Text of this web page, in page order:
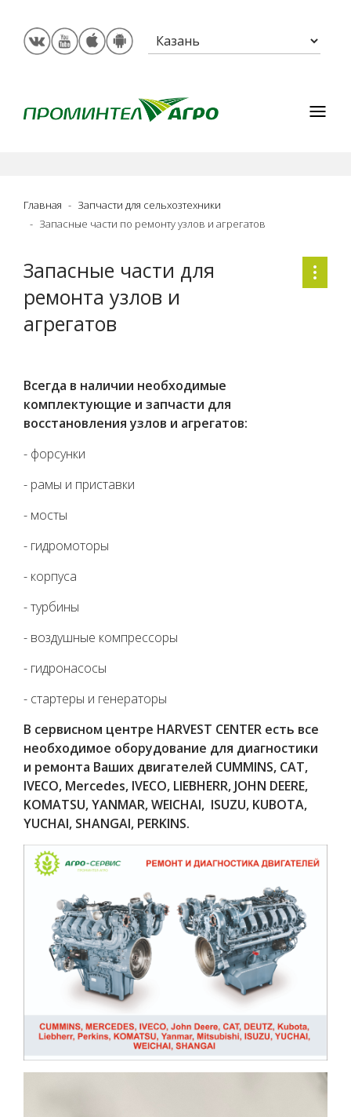
Главная
Запчасти для сельхозтехники
Запасные части по ремонту узлов и агрегатов
Запасные части для
ремонта узлов и
агрегатов
Всегда в наличии необходимые
комплектующие и запчасти для
восстановления узлов и агрегатов:
- форсунки
- рамы и приставки
- мосты
- гидромоторы
- корпуса
- турбины
- воздушные компрессоры
- гидронасосы
- стартеры и генераторы
В сервисном центре HARVEST CENTER есть все
необходимое оборудование для диагностики
и ремонта Ваших двигателей CUMMINS, CAT,
IVECO, Mercedes, IVECO, LIEBHERR, JOHN DEERE,
KOMATSU, YANMAR, WEICHAI, ISUZU, KUBOTA,
YUCHAI, SHANGAI, PERKINS.